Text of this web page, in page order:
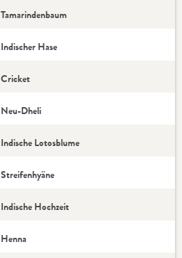
Tamarindenbaum
Indischer Hase
Cricket
Neu-Dheli
Indische Lotosblume
Streifenhyäne
Indische Hochzeit
Henna